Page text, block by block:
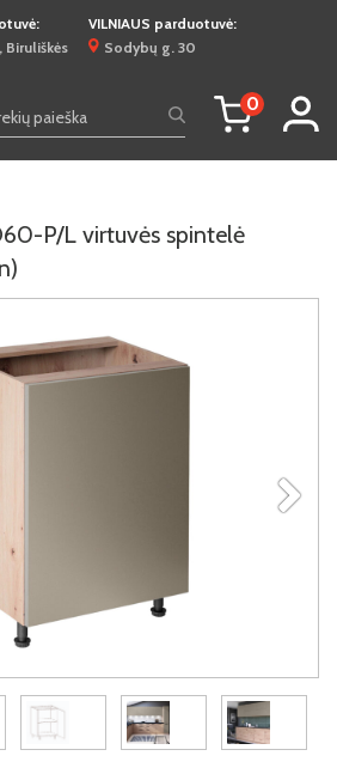
Biruliškės
VILNIAUS parduotuvė:
Sodybų g. 30
0
P/L virtuvės spintelė